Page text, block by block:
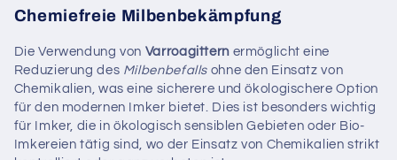
Chemiefreie Milbenbekämpfung
Die Verwendung von Varroagitternermöglicht eine
Reduzierung des Milbenbefalls ohne den Einsatz von
Chemikalien, was eine sicherere und ökologischere Option
für den modernen Imker bietet. Dies ist besonders wichtig
für Imker, die in ökologisch sensiblen Gebieten oder Bio-
Imkereien tätig sind, wo der Einsatz von Chemikalien strikt